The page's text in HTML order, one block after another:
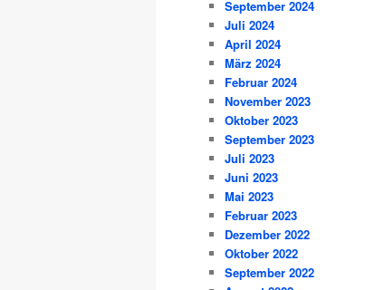
September 2024
Juli 2024
April 2024
März 2024
Februar 2024
November 2023
Oktober 2023
September 2023
Juli 2023
Juni 2023
Mai 2023
Februar 2023
Dezember 2022
Oktober 2022
September 2022